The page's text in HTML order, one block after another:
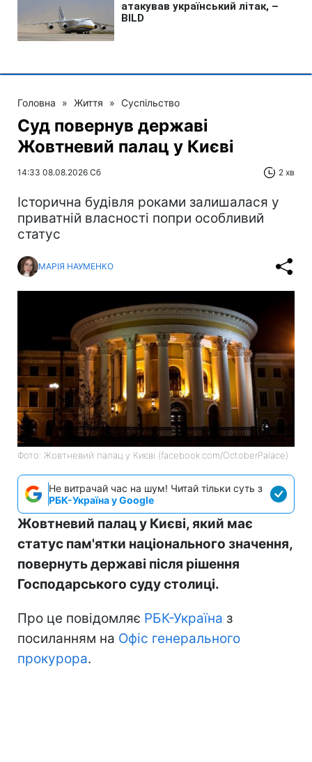
Головна » Життя » Суспільство
Суд повернув державі
Жовтневий палац у Києві
14:33 08.08.2026 Сб 2 хв
Історична будівля роками залишалася у
приватній власності попри особливий
статус
МАРІЯ НАУМЕНКО
Фото: Жовтневий палац у Києві (facebook.com/OctoberPalace)
Не витрачай час на шум! Читай тільки суть з
РБК-Україна у Google
Жовтневий палац у Києві, який має
статус пам'ятки національного значення,
повернуть державі після рішення
Господарського суду столиці.
Про це повідомляє РБК-Україна з
посиланням на Офіс генерального
прокурора.